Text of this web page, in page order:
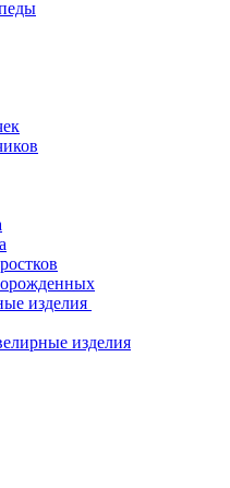
изделия
изделия